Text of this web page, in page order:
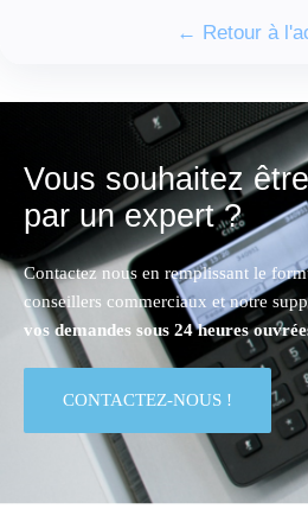
← Retour à
Vous souhaitez
par un expert ?
Contactez nous en remplissant le
conseillers commerciaux et notre
vos demandes sous 24 heures
CONTACTEZ-NOUS !